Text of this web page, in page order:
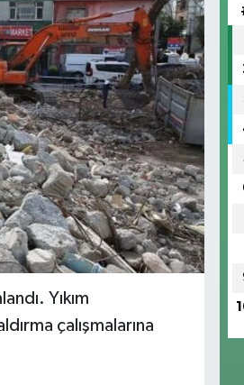
Yıkım
çalışmalarına